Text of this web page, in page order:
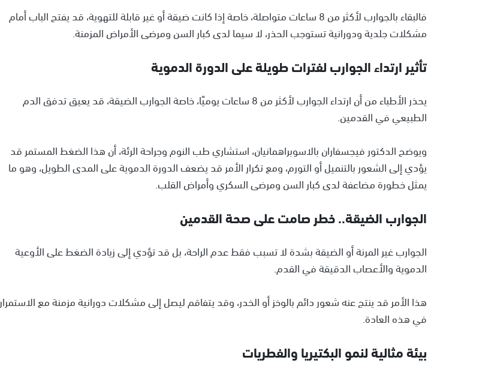
فالبقاء بالجوارب لأكثر من 8 ساعات متواصلة، خاصة إذا كانت ضيقة أو غير قابلة للتهوية، قد يفتح الباب أمام
مشكلات جلدية ودورانية تستوجب الحذر، لا سيما لدى كبار السن ومرضى الأمراض المزمنة.
تأثير ارتداء الجوارب لفترات طويلة على الدورة الدموية
يحذر الأطباء من أن ارتداء الجوارب لأكثر من 8 ساعات يوميًا، خاصة الجوارب الضيقة، قد يعيق تدفق الدم
الطبيعي في القدمين.
ويوضح الدكتور فيجسفاران بالاسوبراهمانيان، استشاري طب النوم وجراحة الرئة، أن هذا الضغط المستمر قد
يؤدي إلى الشعور بالتنميل أو التورم، ومع تكرار الأمر قد يضعف الدورة الدموية على المدى الطويل، وهو ما
يمثل خطورة مضاعفة لدى كبار السن ومرضى السكري وأمراض القلب.
الجوارب الضيقة.. خطر صامت على صحة القدمين
الجوارب غير المرنة أو الضيقة بشدة لا تسبب فقط عدم الراحة، بل قد تؤدي إلى زيادة الضغط على الأوعية
الدموية والأعصاب الدقيقة في القدم.
هذا الأمر قد ينتج عنه شعور دائم بالوخز أو الخدر، وقد يتفاقم ليصل إلى مشكلات دورانية مزمنة مع الاستمرار
في هذه العادة.
بيئة مثالية لنمو البكتيريا والفطريات